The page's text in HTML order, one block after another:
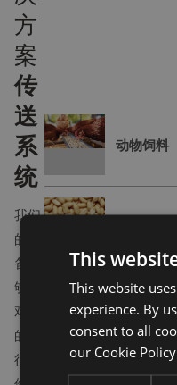
方
案
传
送
系
统
我们
的设
备能
够在
艰苦
的运
行条
动物饲料
This
This website
experience. By
consent to all
our Cookie